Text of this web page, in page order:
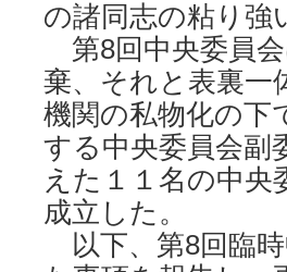
の諸同志の粘り強
第8回中央委員
棄、それと表裏一
機関の私物化の下
する中央委員会副
えた１１名の中央
成立した。
以下、第8回臨